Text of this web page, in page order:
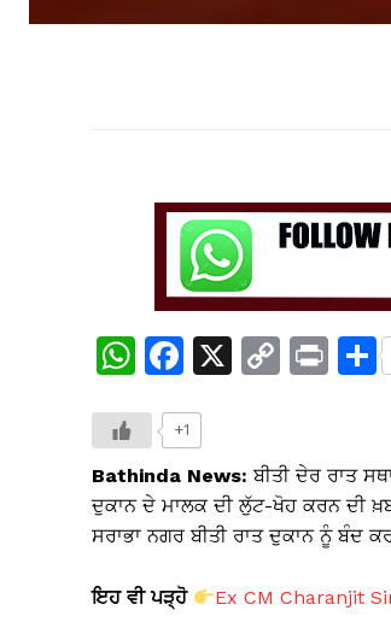
W
at
s
A
p
p
F
c
e
b
o
o
X
C
y
Li
n
k
Pr S
+1
Bathinda News: ਬੀਤੀ ਦੇਰ ਰਾਤ
ਦੁਕਾਨ ਦੇ ਮਾਲਕ ਦੀ ਲੁੱਟ-ਖੋਹ ਕਰਨ ਦੀ
ਸਰਾਭਾ ਨਗਰ ਬੀਤੀ ਰਾਤ ਦੁਕਾਨ ਨੂੰ ਬੰਦ
ਇਹ ਵੀ ਪੜ੍ਹੋ Ex CM Charanjit